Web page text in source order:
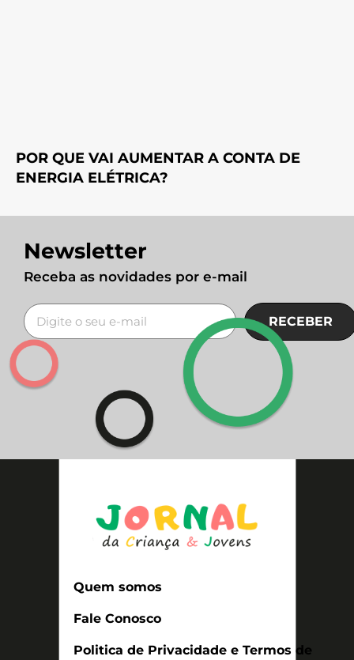
POR QUE VAI AUMENTAR A CONTA DE
ENERGIA ELÉTRICA?
Newsletter
Receba as novidades por e-mail
RECEBER
Quem somos
Fale Conosco
Politica de Privacidade e Termos de